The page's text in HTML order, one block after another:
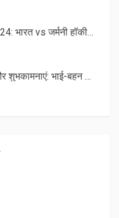
Paris Olympics 2024: भारत vs जर्मनी हॉकी सेमीफाइनल मुकाबला लाइव स्ट्रीमिंग तिथि और समय
अनमोल राखी उद्धरण और शुभकामनाएं: भाई-बहन के रिश्ते की मजबूती के लिए